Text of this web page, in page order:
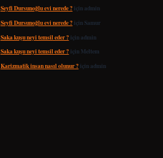
Seyfi Dursunoğlu evi nerede ?içinadmin
Seyfi Dursunoğlu evi nerede ?içinSamur
Saka kuşu neyi temsil eder ?içinadmin
Saka kuşu neyi temsil eder ?için Meltem
Karizmatik insan nasıl olunur ?içinadmin